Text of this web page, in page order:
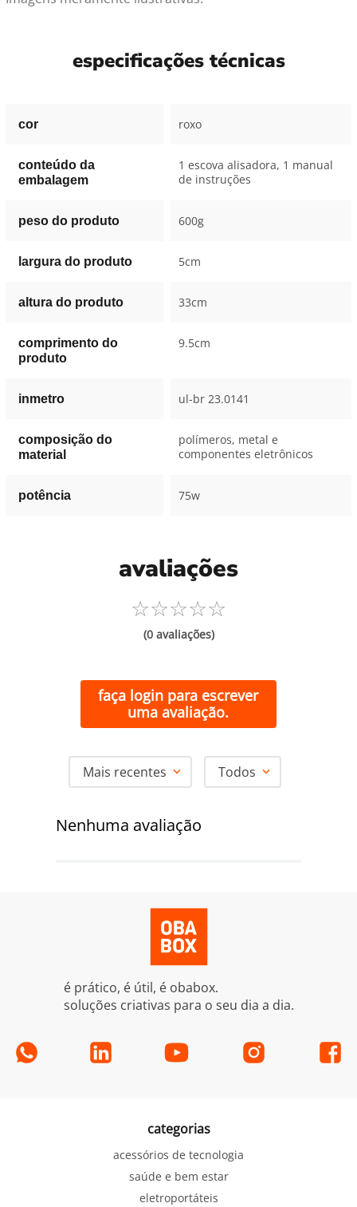
especificações técnicas
cor roxo
conteúdo da
embalagem
1 escova alisadora, 1 manual
de instruções
peso do produto 600g
largura do produto 5cm
altura do produto 33cm
comprimento do
produto
9.5cm
inmetro ul-br 23.0141
composição do
material
polímeros, metal e
componentes eletrônicos
potência 75w
avaliações
☆☆☆☆☆
(0 avaliações)
faça login para escrever
uma avaliação.
Mais recentes Todos
Nenhuma avaliação
é prático, é útil, é obabox.
soluções criativas para o seu dia a dia.
categorias
acessórios de tecnologia
saúde e bem estar
eletroportáteis